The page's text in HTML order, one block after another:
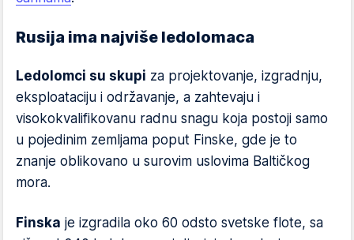
Rusija ima najviše ledolomaca
Ledolomci su skupi za projektovanje, izgradnju,
eksploataciju i održavanje, a zahtevaju i
visokokvalifikovanu radnu snagu koja postoji samo
u pojedinim zemljama poput Finske, gde je to
znanje oblikovano u surovim uslovima Baltičkog
mora.
Finska je izgradila oko 60 odsto svetske flote, sa